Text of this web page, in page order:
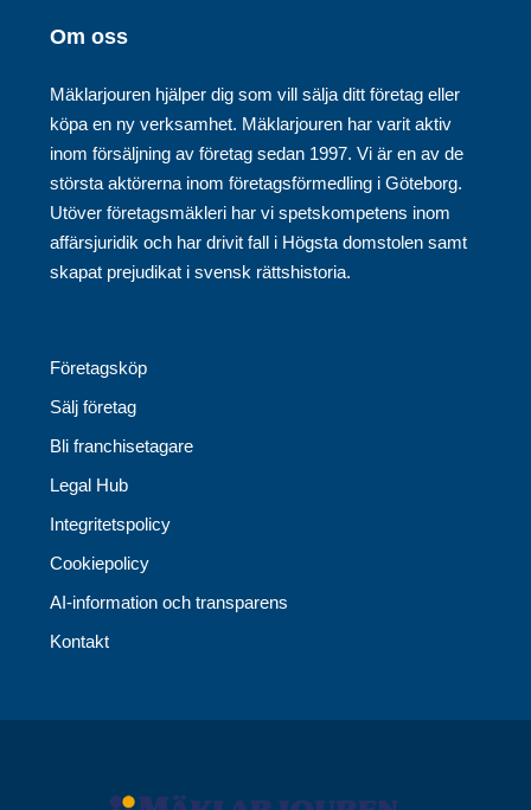
Om oss
Mäklarjouren hjälper dig som vill sälja ditt företag eller
köpa en ny verksamhet. Mäklarjouren har varit aktiv
inom försäljning av företag sedan 1997. Vi är en av de
största aktörerna inom företagsförmedling i Göteborg.
Utöver företagsmäkleri har vi spetskompetens inom
affärsjuridik och har drivit fall i Högsta domstolen samt
skapat prejudikat i svensk rättshistoria.
Företagsköp
Sälj företag
Bli franchisetagare
Legal Hub
Integritetspolicy
Cookiepolicy
AI-information och transparens
Kontakt